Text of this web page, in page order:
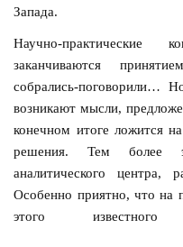
Запада.
Научно-практические
заканчиваются
собрались-поговорили…
возникают мысли,
конечном итоге ложится
решения. Тем более
аналитического центра,
Особенно приятно, что на
этого известного